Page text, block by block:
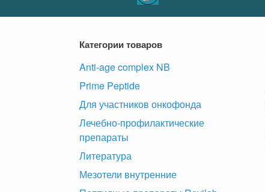
Категории товаров
Anti-age complex NB
Prime Peptide
Для участников онкофонда
Лечебно-профилактические
препараты
Литература
Мезотели внутренние